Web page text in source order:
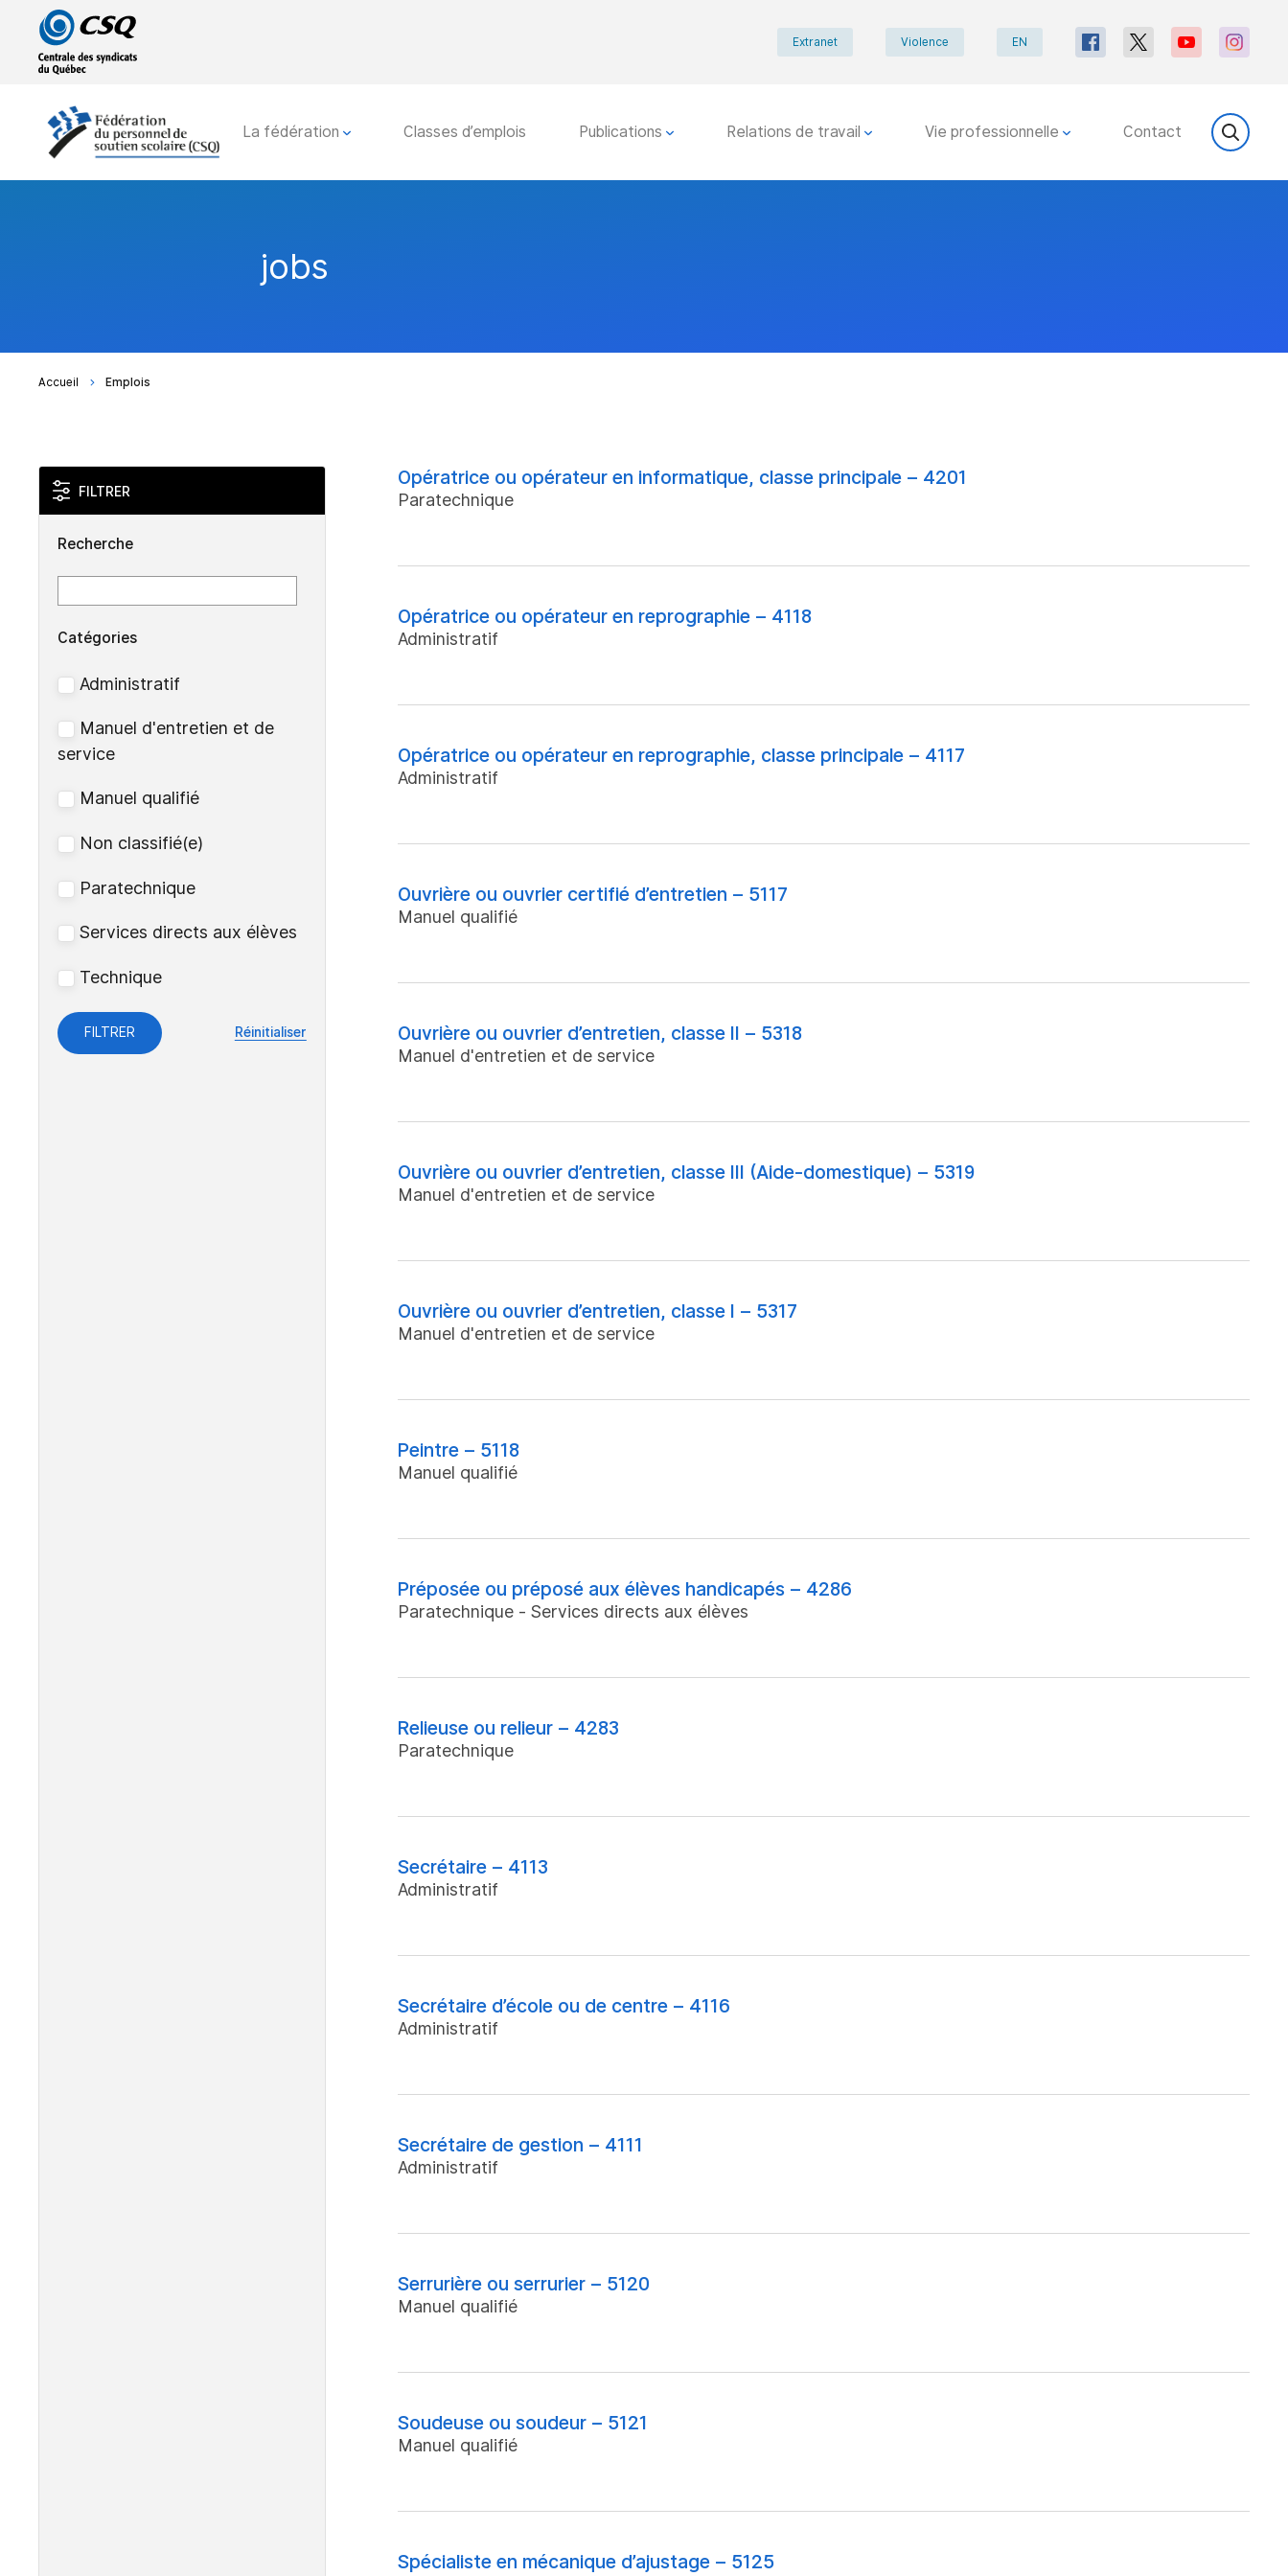
Passer
menu
principal
Passer
contenu
Extranet Violence EN
La fédération Classes d’emplois Publications Relations de travail Vie professionnelle Contact
jobs
Accueil Emplois
Opératrice ou opérateur en informatique, classe principale – 4201
Paratechnique
Opératrice ou opérateur en reprographie – 4118
Administratif
Opératrice ou opérateur en reprographie, classe principale – 4117
Administratif
Ouvrière ou ouvrier certifié d’entretien – 5117
Manuel qualifié
Ouvrière ou ouvrier d’entretien, classe II – 5318
Manuel d'entretien et de service
Ouvrière ou ouvrier d’entretien, classe III (Aide-domestique) – 5319
Manuel d'entretien et de service
Ouvrière ou ouvrier d’entretien, classe I – 5317
Manuel d'entretien et de service
Peintre – 5118
Manuel qualifié
Préposée ou préposé aux élèves handicapés – 4286
Paratechnique - Services directs aux élèves
Relieuse ou relieur – 4283
Paratechnique
Secrétaire – 4113
Administratif
Secrétaire d’école ou de centre – 4116
Administratif
Secrétaire de gestion – 4111
Administratif
Serrurière ou serrurier – 5120
Manuel qualifié
Soudeuse ou soudeur – 5121
Manuel qualifié
Spécialiste en mécanique d’ajustage – 5125
FILTRER
Recherche
Catégories
Administratif
Manuel d'entretien et de
service
Manuel qualifié
Non classifié(e)
Paratechnique
Services directs aux élèves
Technique
Réinitialiser
FILTRER